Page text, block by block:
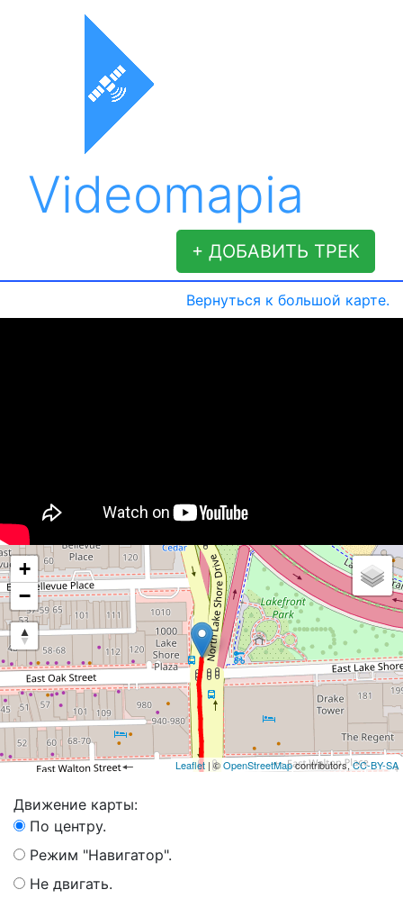
Videomapia
+ ДОБАВИТЬ ТРЕК
Вернуться к большой карте.
+
−
Leaflet | ©OpenStreetMapcontributors,CC-BY-SA
Движение карты:
По центру.
Режим "Навигатор".
Не двигать.